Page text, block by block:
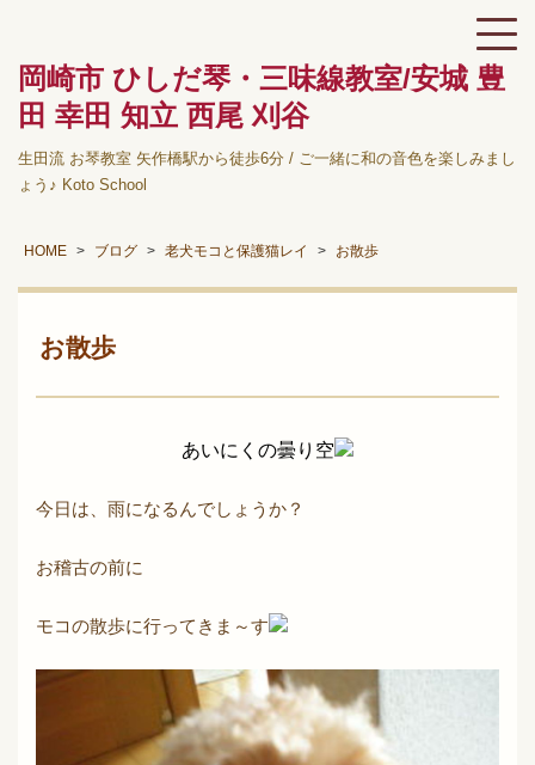
岡崎市 ひしだ琴・三味線教室/安城 豊
田 幸田 知立 西尾 刈谷
生田流 お琴教室 矢作橋駅から徒歩6分 / ご一緒に和の音色を楽しみまし
ょう♪ Koto School
HOME ブログ 老犬モコと保護猫レイ お散歩
お散歩
あいにくの曇り空
今日は、雨になるんでしょうか？
お稽古の前に
モコの散歩に行ってきま～す